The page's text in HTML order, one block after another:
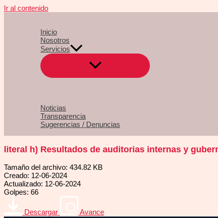
Ir al contenido
Inicio
Nosotros
Servicios
Noticias
Transparencia
Sugerencias / Denuncias
literal h) Resultados de auditorias internas y
Tamaño del archivo: 434.82 KB
Creado: 12-06-2024
Actualizado: 12-06-2024
Golpes: 66
Descargar Avance